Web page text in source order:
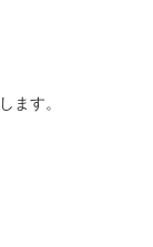
ます。